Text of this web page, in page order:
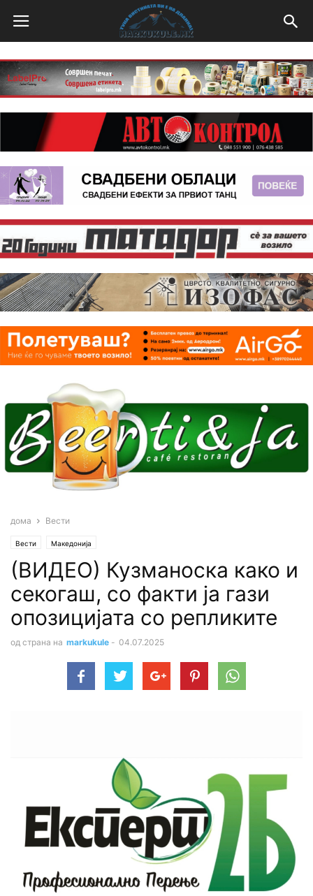
дома Вести
Вести Македонија
(ВИДЕО) Кузманоска како и
секогаш, со факти ја гази
опозицијата со репликите
од страна на markukule - 04.07.2025